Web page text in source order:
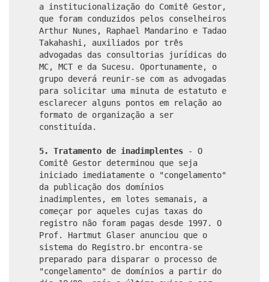
a institucionalização do Comitê Gestor,
que foram conduzidos pelos conselheiros
Arthur Nunes, Raphael Mandarino e Tadao
Takahashi, auxiliados por três
advogadas das consultorias jurídicas do
MC, MCT e da Sucesu. Oportunamente, o
grupo deverá reunir-se com as advogadas
para solicitar uma minuta de estatuto e
esclarecer alguns pontos em relação ao
formato de organização a ser
constituída.
5. Tratamento de inadimplentes
- O
Comitê Gestor determinou que seja
iniciado imediatamente o "congelamento"
da publicação dos domínios
inadimplentes, em lotes semanais, a
começar por aqueles cujas taxas do
registro não foram pagas desde 1997. O
Prof. Hartmut Glaser anunciou que o
sistema do Registro.br encontra-se
preparado para disparar o processo de
"congelamento" de domínios a partir do